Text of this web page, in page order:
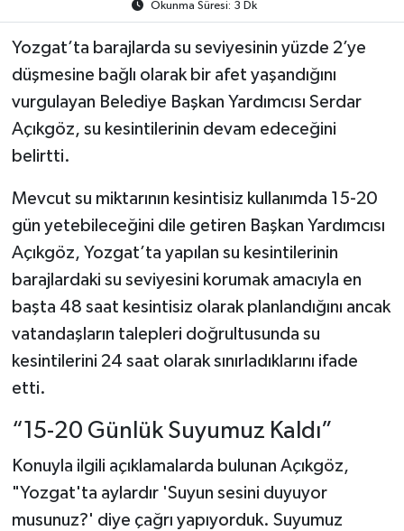
Okunma Süresi: 3 Dk
Yozgat’ta barajlarda su seviyesinin yüzde 2’ye
düşmesine bağlı olarak bir afet yaşandığını
vurgulayan Belediye Başkan Yardımcısı Serdar
Açıkgöz, su kesintilerinin devam edeceğini
belirtti.
Mevcut su miktarının kesintisiz kullanımda 15-20
gün yetebileceğini dile getiren Başkan Yardımcısı
Açıkgöz, Yozgat’ta yapılan su kesintilerinin
barajlardaki su seviyesini korumak amacıyla en
başta 48 saat kesintisiz olarak planlandığını ancak
vatandaşların talepleri doğrultusunda su
kesintilerini 24 saat olarak sınırladıklarını ifade
etti.
“15-20 Günlük Suyumuz Kaldı”
Konuyla ilgili açıklamalarda bulunan Açıkgöz,
"Yozgat'ta aylardır 'Suyun sesini duyuyor
musunuz?' diye çağrı yapıyorduk. Suyumuz